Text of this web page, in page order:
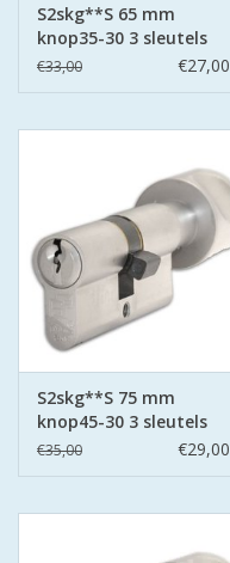
S2skg**S 65 mm
knop35-30 3 sleutels
€33,00 €27,00
S2skg**S 75 mm
knop45-30 3 sleutels
€35,00 €29,00